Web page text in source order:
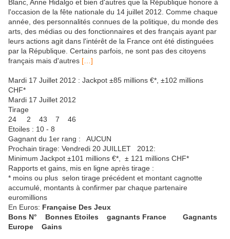
Blanc, Anne Hidalgo et bien d'autres que la République honore à
l'occasion de la fête nationale du 14 juillet 2012. Comme chaque
année, des personnalités connues de la politique, du monde des
arts, des médias ou des fonctionnaires et des français ayant par
leurs actions agit dans l'intérêt de la France ont été distinguées
par la République. Certains parfois, ne sont pas des citoyens
français mais d'autres […]
Mardi 17 Juillet 2012 : Jackpot ±85 millions €*, ±102 millions
CHF*
Mardi 17 Juillet 2012
Tirage
24 2 43 7 46
Etoiles : 10 - 8
Gagnant du 1er rang : AUCUN
Prochain tirage: Vendredi 20 JUILLET 2012:
Minimum Jackpot ±101 millions €*, ± 121 millions CHF*
Rapports et gains, mis en ligne après tirage :
* moins ou plus selon tirage précédent et montant cagnotte
accumulé, montants à confirmer par chaque partenaire
euromillions
En Euros: Française Des Jeux
Bons N° Bonnes Etoiles gagnants France Gagnants
Europe Gains